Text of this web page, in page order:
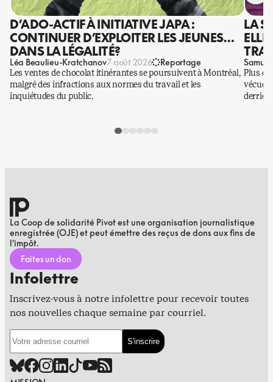
D’ADO-ACTIF À INITIATIVE JAPA :
CONTINUER D’EXPLOITER LES JEUNES…
DANS LA LÉGALITÉ?
Léa Beaulieu-Kratchanov7 août 2026 Reportage
Les ventes de chocolat itinérantes se poursuivent à Montréal,
malgré des infractions aux normes du travail et les
inquiétudes du public.
LA
Plus
vécues
La Coop de solidarité Pivot est une organisation journalistique
enregistrée (OJE) et peut émettre des reçus de dons aux fins de
l’impôt.
Faites un don
Infolettre
Inscrivez-vous à notre infolettre pour recevoir toutes
nos nouvelles chaque semaine par courriel.